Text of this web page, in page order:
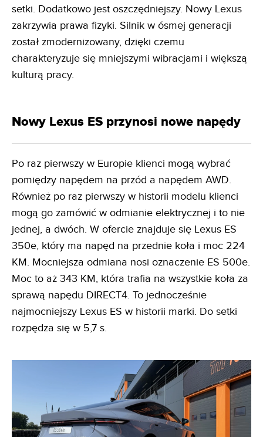
setki. Dodatkowo jest oszczędniejszy. Nowy Lexus
zakrzywia prawa fizyki. Silnik w ósmej generacji
został zmodernizowany, dzięki czemu
charakteryzuje się mniejszymi wibracjami i większą
kulturą pracy.
Nowy Lexus ES przynosi nowe napędy
Po raz pierwszy w Europie klienci mogą wybrać
pomiędzy napędem na przód a napędem AWD.
Również po raz pierwszy w historii modelu klienci
mogą go zamówić w odmianie elektrycznej i to nie
jednej, a dwóch. W ofercie znajduje się Lexus ES
350e, który ma napęd na przednie koła i moc 224
KM. Mocniejsza odmiana nosi oznaczenie ES 500e.
Moc to aż 343 KM, która trafia na wszystkie koła za
sprawą napędu DIRECT4. To jednocześnie
najmocniejszy Lexus ES w historii marki. Do setki
rozpędza się w 5,7 s.